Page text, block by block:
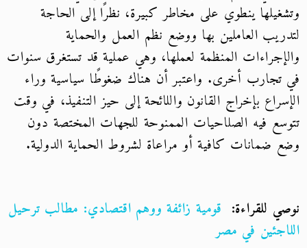
وتشغيلها ينطوي على مخاطر كبيرة، نظرًا إلى الحاجة
لتدريب العاملين بها ووضع نظم العمل والحماية
والإجراءات المنظمة لعملها، وهي عملية قد تستغرق سنوات
في تجارب أخرى. واعتبر أن هناك ضغوطًا سياسية وراء
الإسراع بإخراج القانون واللائحة إلى حيز التنفيذ، في وقت
تتوسع فيه الصلاحيات الممنوحة للجهات المختصة دون
وضع ضمانات كافية أو مراعاة لشروط الحماية الدولية.
نوصي للقراءة: قومية زائفة ووهم اقتصادي: مطالب ترحيل
اللاجئين في مصر